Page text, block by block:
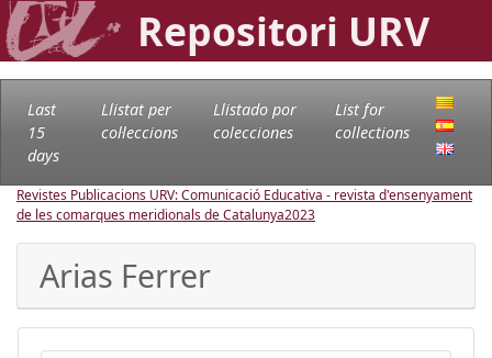
Repositori URV
Last
15
days
Llistat per
col·leccions
Llistado por
colecciones
List for
collections
Revistes Publicacions URV: Comunicació Educativa - revista d'ensenyament
de les comarques meridionals de Catalunya2023
Arias Ferrer